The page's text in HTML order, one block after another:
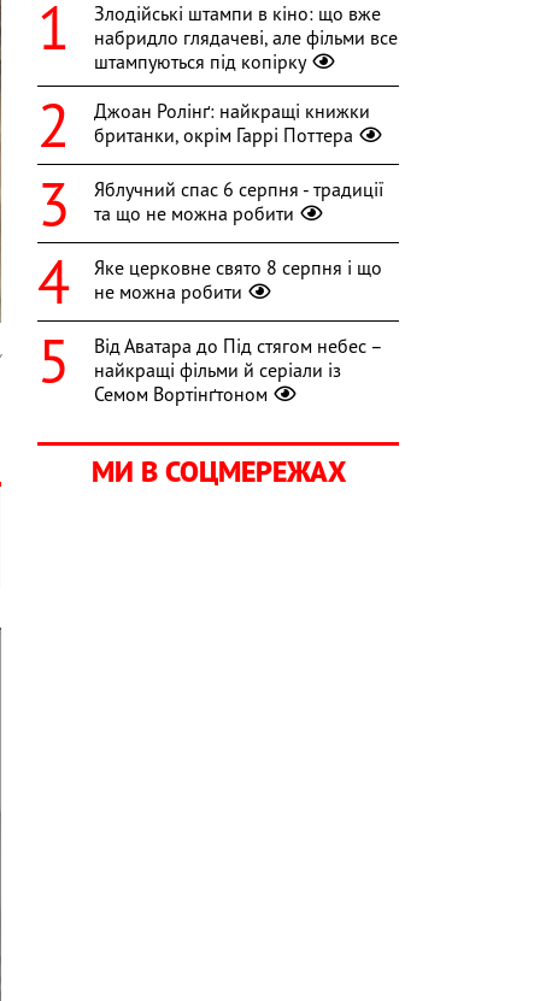
Злодійські штампи в кіно: що вже
набридло глядачеві, але фільми все
штампуються під копірку
Джоан Ролінґ: найкращі книжки
британки, окрім Гаррі Поттера
Яблучний спас 6 серпня - традиції
та що не можна робити
Яке церковне свято 8 серпня і що
не можна робити
Від Аватара до Під стягом небес –
найкращі фільми й серіали із
Семом Вортінґтоном
МИ В СОЦМЕРЕЖАХ